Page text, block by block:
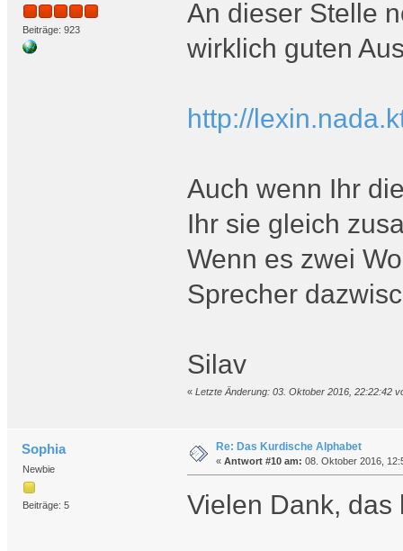
Beiträge: 923
An dieser Stelle
wirklich guten
http://
Auch wenn Ihr
Ihr sie gleich
Wenn es zwei
Sprecher
Silav
« Letzte Änderung: 03. Oktober 2016, 22:22:42
Sophia
Newbie
Beiträge: 5
Re: Das Kurdische Alphabet
« Antwort #10 am: 08. Oktober 2016,
Vielen Dank, das